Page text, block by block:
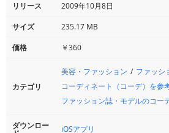
リリース
2009年10月8日
サイズ
235.17 MB
価格
￥360
カテゴリ
美容・ファッション
ファッシ
コーディネート（コーデ）を参
ファッション誌・モデルのコー
ダウンロー iOSアプリ